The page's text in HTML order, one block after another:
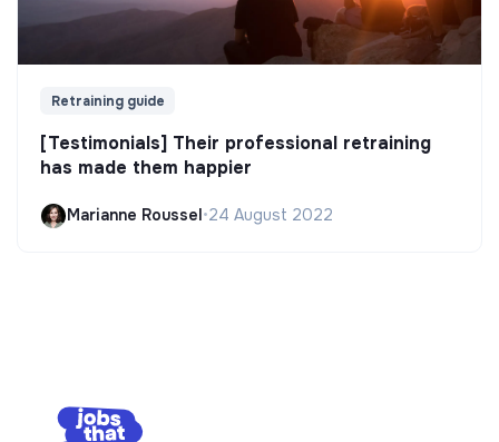
Retraining guide
[Testimonials] Their professional retraining
has made them happier
Marianne Roussel•24 August 2022